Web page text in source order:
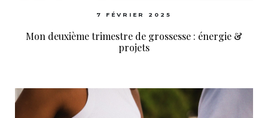
7 FÉVRIER 2025
Mon deuxième trimestre de grossesse : énergie &
projets